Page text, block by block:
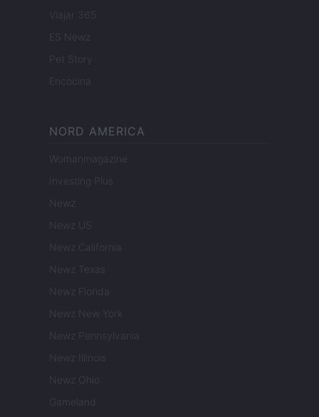
Viajar 365
ES Newz
Pet Story
Encocina
NORD AMERICA
Womanmagazine
Investing Plus
Newz
Newz US
Newz California
Newz Texas
Newz Florida
Newz New York
Newz Pennsylvania
Newz Illinois
Newz Ohio
Gameland